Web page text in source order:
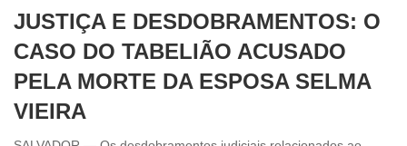
JUSTIÇA E DESDOBRAMENTOS: O
CASO DO TABELIÃO ACUSADO
PELA MORTE DA ESPOSA SELMA
VIEIRA